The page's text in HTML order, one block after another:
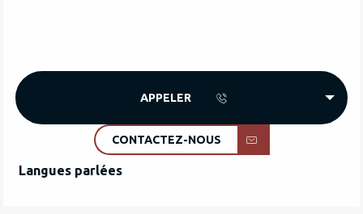
APPELER
CONTACTEZ-NOUS
Langues parlées
Langues parlées